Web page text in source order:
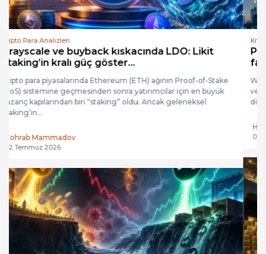
Kripto Para Analizleri
Piyasaların yeni denklemi: Güçlü kârlar, yüksek
faiz ve hürmüz riski...
Wall Street’in güçlü bilanço sezonu, yükselen ABD tahvil faizleri
ve Orta Doğu’daki enerji riskiyle aynı anda sınanıyor. Yeni
dönemde endeks yönünden çok, şirket...
04 Ağustos 2026